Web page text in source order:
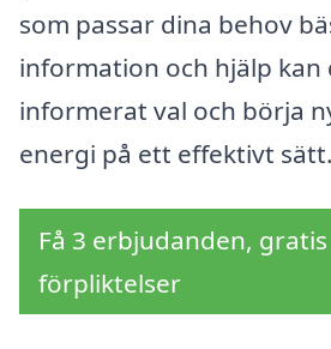
som passar dina behov
information och hjälp kan
informerat val och börja
energi på ett effektivt sätt.
Få 3 erbjudanden,
förpliktelser